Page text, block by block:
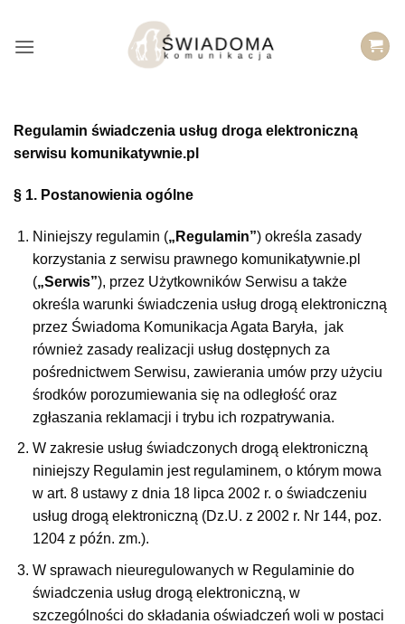
treści
Regulamin świadczenia usług droga elektroniczną
serwisu komunikatywnie.pl
§ 1. Postanowienia ogólne
Niniejszy regulamin („Regulamin”) określa zasady
korzystania z serwisu prawnego komunikatywnie.pl
(„Serwis”), przez Użytkowników Serwisu a także
określa warunki świadczenia usług drogą elektroniczną
przez Świadoma Komunikacja Agata Baryła, jak
również zasady realizacji usług dostępnych za
pośrednictwem Serwisu, zawierania umów przy użyciu
środków porozumiewania się na odległość oraz
zgłaszania reklamacji i trybu ich rozpatrywania.
W zakresie usług świadczonych drogą elektroniczną
niniejszy Regulamin jest regulaminem, o którym mowa
w art. 8 ustawy z dnia 18 lipca 2002 r. o świadczeniu
usług drogą elektroniczną (Dz.U. z 2002 r. Nr 144, poz.
1204 z późn. zm.).
W sprawach nieuregulowanych w Regulaminie do
świadczenia usług drogą elektroniczną, w
szczególności do składania oświadczeń woli w postaci